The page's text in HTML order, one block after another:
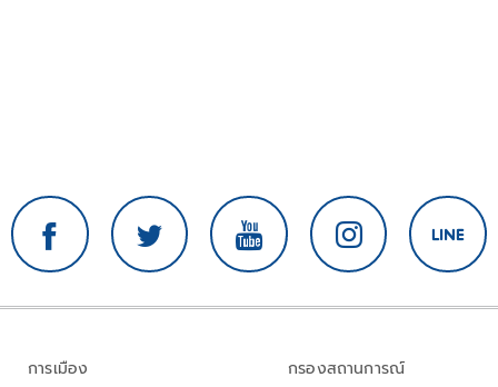
การเมือง
กรองสถานการณ์